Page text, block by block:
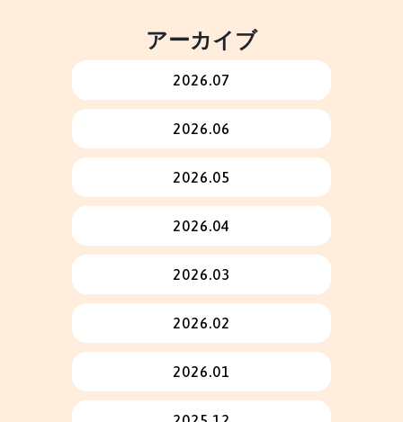
アーカイブ
2026.07
2026.06
2026.05
2026.04
2026.03
2026.02
2026.01